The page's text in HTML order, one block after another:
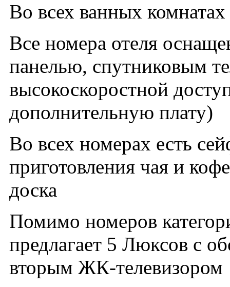
Во всех ванных
Все номера отеля
панелью, спутниковым
высокоскоростной
дополнительную плату)
Во всех номерах есть
приготовления чая и
доска
Помимо номеров
предлагает 5 Люксов с
вторым ЖК-телевизором